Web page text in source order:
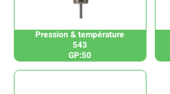
Pression & température
543
GP:50